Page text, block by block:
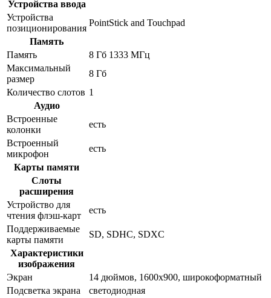
Устройства ввода
Устройства
позиционирования
PointStick and Touchpad
Память
Память
8 Гб 1333 МГц
Максимальный
размер
8 Гб
Количество слотов 1
Аудио
Встроенные
колонки
есть
Встроенный
микрофон
есть
Карты памяти
Слоты
расширения
Устройство для
чтения флэш-карт
есть
Поддерживаемые
карты памяти
SD, SDHC, SDXC
Характеристики
изображения
Экран
14 дюймов, 1600x900, широкоформатный
Подсветка экрана
светодиодная